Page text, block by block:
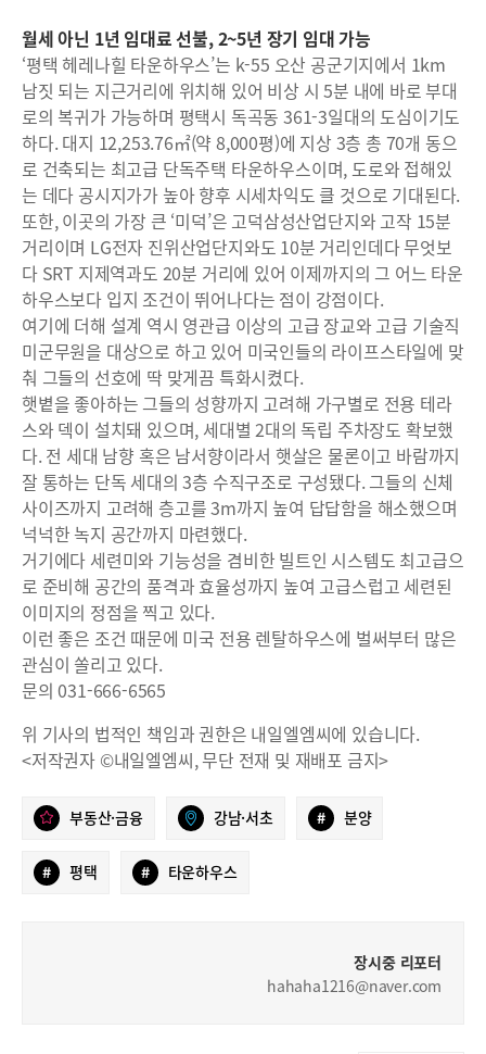
월세 아닌 1년 임대료 선불, 2~5년 장기 임대 가능
‘평택 헤레나힐 타운하우스’는 k-55 오산 공군기지에서 1km
남짓 되는 지근거리에 위치해 있어 비상 시 5분 내에 바로 부대
로의 복귀가 가능하며 평택시 독곡동 361-3일대의 도심이기도
하다. 대지 12,253.76㎡(약 8,000평)에 지상 3층 총 70개 동으
로 건축되는 최고급 단독주택 타운하우스이며, 도로와 접해있
는 데다 공시지가가 높아 향후 시세차익도 클 것으로 기대된다.
또한, 이곳의 가장 큰 ‘미덕’은 고덕삼성산업단지와 고작 15분
거리이며 LG전자 진위산업단지와도 10분 거리인데다 무엇보
다 SRT 지제역과도 20분 거리에 있어 이제까지의 그 어느 타운
하우스보다 입지 조건이 뛰어나다는 점이 강점이다.
여기에 더해 설계 역시 영관급 이상의 고급 장교와 고급 기술직
미군무원을 대상으로 하고 있어 미국인들의 라이프스타일에 맞
춰 그들의 선호에 딱 맞게끔 특화시켰다.
햇볕을 좋아하는 그들의 성향까지 고려해 가구별로 전용 테라
스와 덱이 설치돼 있으며, 세대별 2대의 독립 주차장도 확보했
다. 전 세대 남향 혹은 남서향이라서 햇살은 물론이고 바람까지
잘 통하는 단독 세대의 3층 수직구조로 구성됐다. 그들의 신체
사이즈까지 고려해 층고를 3m까지 높여 답답함을 해소했으며
넉넉한 녹지 공간까지 마련했다.
거기에다 세련미와 기능성을 겸비한 빌트인 시스템도 최고급으
로 준비해 공간의 품격과 효율성까지 높여 고급스럽고 세련된
이미지의 정점을 찍고 있다.
이런 좋은 조건 때문에 미국 전용 렌탈하우스에 벌써부터 많은
관심이 쏠리고 있다.
문의 031-666-6565
위 기사의 법적인 책임과 권한은 내일엘엠씨에 있습니다.
<저작권자 ©내일엘엠씨, 무단 전재 및 재배포 금지>
부동산·금융 강남·서초 # 분양
# 평택 # 타운하우스
장시중 리포터
hahaha1216@naver.com